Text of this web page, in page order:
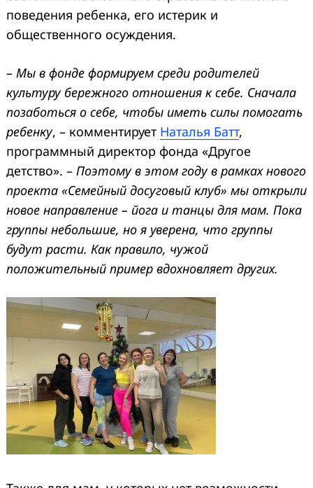
поведения ребенка, его истерик и
общественного осуждения.
– Мы в фонде формируем среди родителей
культуру бережного отношения к себе. Сначала
позаботься о себе, чтобы иметь силы помогать
ребенку, – комментирует Наталья Батт,
программный директор фонда «Другое
детство». – Поэтому в этом году в рамках нового
проекта «Семейный досуговый клуб» мы открыли
новое направление – йога и танцы для мам. Пока
группы небольшие, но я уверена, что группы
будут расти. Как правило, чужой
положительный пример вдохновляет других.
Search
for: